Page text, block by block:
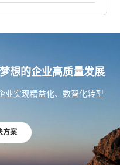
想的企业高质量发展
业实现精益化、数智化转型
方案